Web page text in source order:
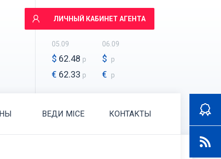
ЛИЧНЫЙ КАБИНЕТ АГЕНТА
05.09
$ 62.48 р
€ 62.33 р
06.09
$ р
€ р
ВЕДИ MICE КОНТАКТЫ